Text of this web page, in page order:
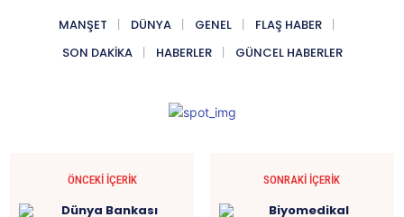
MANŞET DÜNYA GENEL
FLAŞ HABER
SON DAKIKA
HABERLER GÜNCEL HABERLER
ÖNCEKI İÇERIK SONRAKI İÇERIK